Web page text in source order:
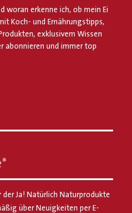
woran erkenne ich, ob mein Ei
Koch- und Ernährungstipps,
exklusivem Wissen
abonnieren und immer top
*
Ja! Natürlich Naturprodukte
über Neuigkeiten per E-